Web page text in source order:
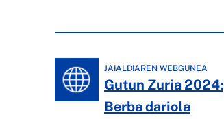
JAIALDIAREN WEBGUNEA
Gutun Zuria 2024:
Berba dariola